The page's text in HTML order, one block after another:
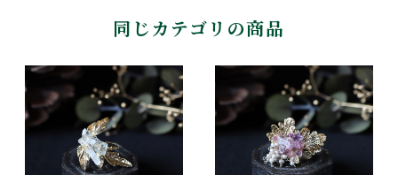
同じカテゴリの商品